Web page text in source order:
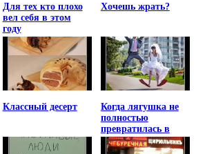
Для тех кто плохо
вел себя в этом
году
Хочешь жрать?
Классный десерт
Когда лягушка не
полностью
превратилась в
принцессу